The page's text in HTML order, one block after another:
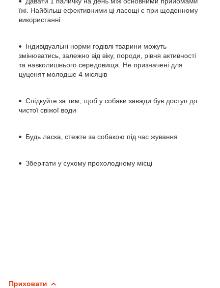
їжі. Найбільш ефективними ці ласощі є при щоденному
використанні
Індивідуальні норми годівлі тварини можуть
змінюватись, залежно від віку, породи, рівня активності
та навколишнього середовища. Не призначені для
цуценят молодше 4 місяців
Слідкуйте за тим, щоб у собаки завжди був доступ до
чистої свіжої води
Будь ласка, стежте за собакою під час жування
Зберігати у сухому прохолодному місці
Приховати